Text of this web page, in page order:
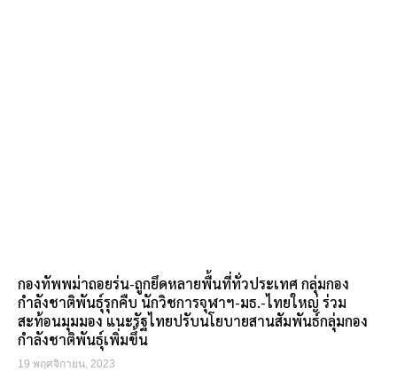
กองทัพพม่าถอยร่น-ถูกยึดหลายพื้นที่ทั่วประเทศ กลุ่มกอง
กำลังชาติพันธุ์รุกคืบ นักวิชการจุฬาฯ-มธ.-ไทยใหญ่ ร่วม
สะท้อนมุมมอง แนะรัฐไทยปรับนโยบายสานสัมพันธ์กลุ่มกอง
กำลังชาติพันธุ์เพิ่มขึ้น
19 พฤศจิกายน, 2023